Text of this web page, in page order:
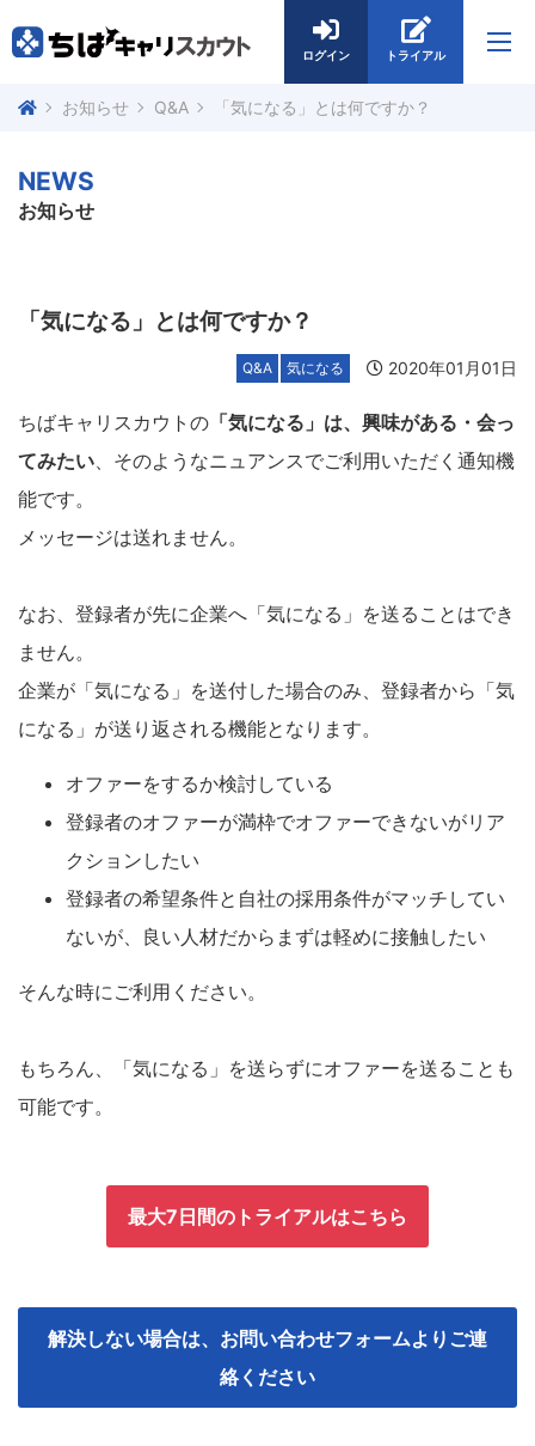
ログイン トライアル
お知らせ Q&A 「気になる」とは何ですか？
NEWS
お知らせ
「気になる」とは何ですか？
Q&A 気になる 2020年01月01日
ちばキャリスカウトの 「気になる」は、興味がある・会っ
てみたい、そのようなニュアンスでご利用いただく通知機
能です。
メッセージは送れません。
なお、登録者が先に企業へ「気になる」を送ることはでき
ません。
企業が「気になる」を送付した場合のみ、登録者から「気
になる」が送り返される機能となります。
オファーをするか検討している
登録者のオファーが満枠でオファーできないがリア
クションしたい
登録者の希望条件と自社の採用条件がマッチしてい
ないが、良い人材だからまずは軽めに接触したい
そんな時にご利用ください。
もちろん、「気になる」を送らずにオファーを送ることも
可能です。
最大7日間のトライアルはこちら
解決しない場合は、お問い合わせフォームよりご連
絡ください